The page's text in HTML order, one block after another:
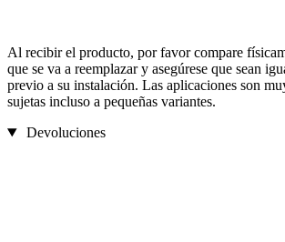
Al recibir el producto, por favor compare
que se va a reemplazar y asegúrese que sean
previo a su instalación. Las aplicaciones son
sujetas incluso a pequeñas variantes.
Devoluciones